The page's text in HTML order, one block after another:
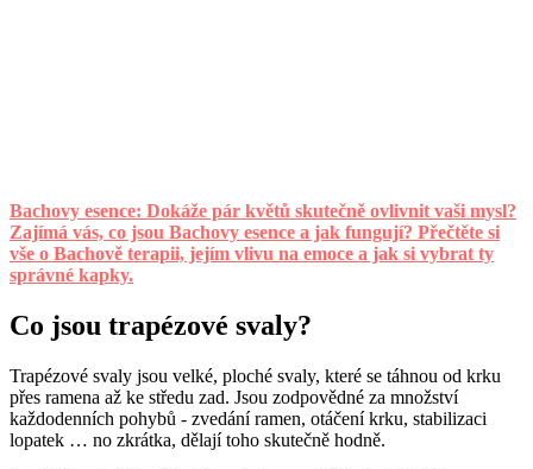
Bachovy esence: Dokáže pár květů skutečně ovlivnit vaši mysl?
Zajímá vás, co jsou Bachovy esence a jak fungují? Přečtěte si
vše o Bachově terapii, jejím vlivu na emoce a jak si vybrat ty
správné kapky.
Co jsou trapézové svaly?
Trapézové svaly jsou velké, ploché svaly, které se táhnou od krku
přes ramena až ke středu zad. Jsou zodpovědné za množství
každodenních pohybů - zvedání ramen, otáčení krku, stabilizaci
lopatek … no zkrátka, dělají toho skutečně hodně.